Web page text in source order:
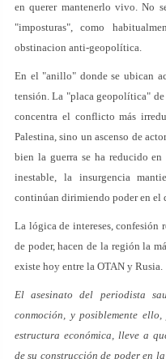
en querer mantenerlo vivo. No
"imposturas", como
obstinacion anti-geopolítica.
En el "anillo" donde se ubican
tensión. La "placa geopolítica"
concentra el conflicto más
Palestina, sino un ascenso de
bien la guerra se ha reducido
inestable, la insurgencia
continúan dirimiendo poder en el
La lógica de intereses, confesión
de poder, hacen de la región la
existe hoy entre la OTAN y Rusia.
El asesinato del periodista
conmoción, y posiblemente
estructura económica, lleve a
de su construcción de poder en